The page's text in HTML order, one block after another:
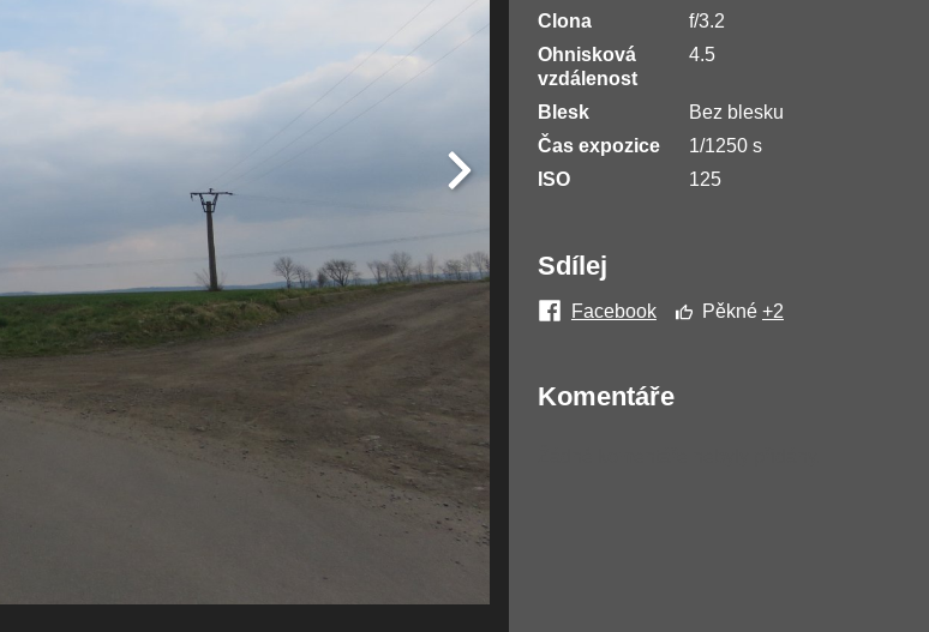
Clona
f/3.2
Ohnisková
vzdálenost
4.5
Blesk
Bez blesku
Čas expozice
1/1250 s
ISO
125
Sdílej
Facebook Pěkné +2
Komentáře